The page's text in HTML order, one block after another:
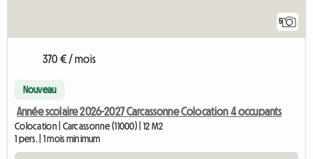
5
370 € / mois
Nouveau
Année scolaire 2026-2027 Carcassonne Colocation 4 occupants
Colocation | Carcassonne (11000) | 12 M2
1 pers. | 1 mois minimum